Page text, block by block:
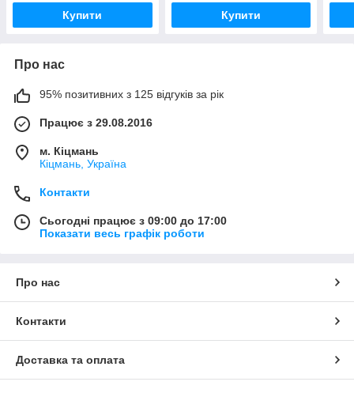
Купити Купити
Про нас
95% позитивних з 125 відгуків за рік
Працює з 29.08.2016
м. Кіцмань
Кіцмань, Україна
Контакти
Сьогодні працює з 09:00 до 17:00
Показати весь графік роботи
Про нас
Контакти
Доставка та оплата